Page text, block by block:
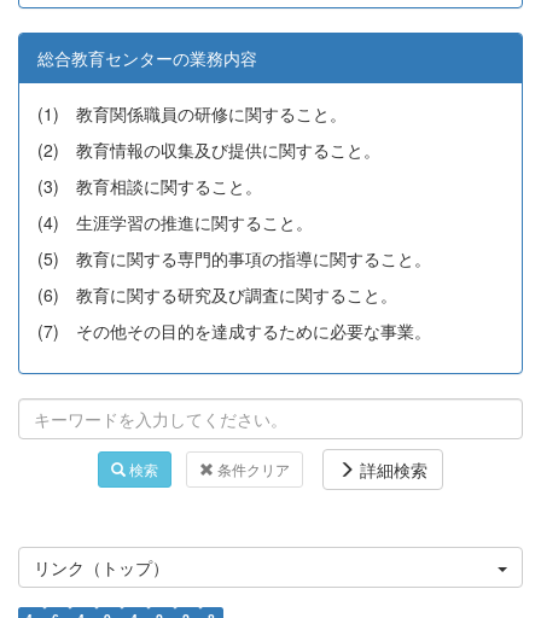
総合教育センターの業務内容
(1) 教育関係職員の研修に関すること。
(2) 教育情報の収集及び提供に関すること。
(3) 教育相談に関すること。
(4) 生涯学習の推進に関すること。
(5) 教育に関する専門的事項の指導に関すること。
(6) 教育に関する研究及び調査に関すること。
(7) その他その目的を達成するために必要な事業。
検索 条件クリア 詳細検索
リンク（トップ）